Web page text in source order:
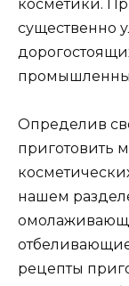
косметики.
существенно
Определив
приготовить
нашем
рецепты